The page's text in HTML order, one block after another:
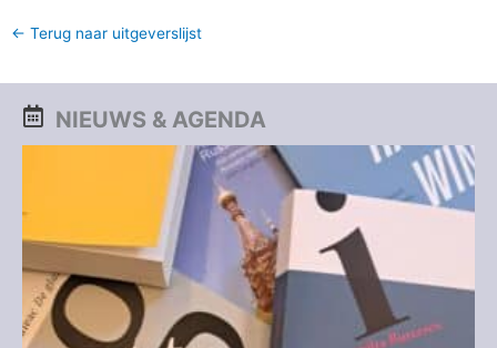
← Terug naar uitgeverslijst
NIEUWS & AGENDA